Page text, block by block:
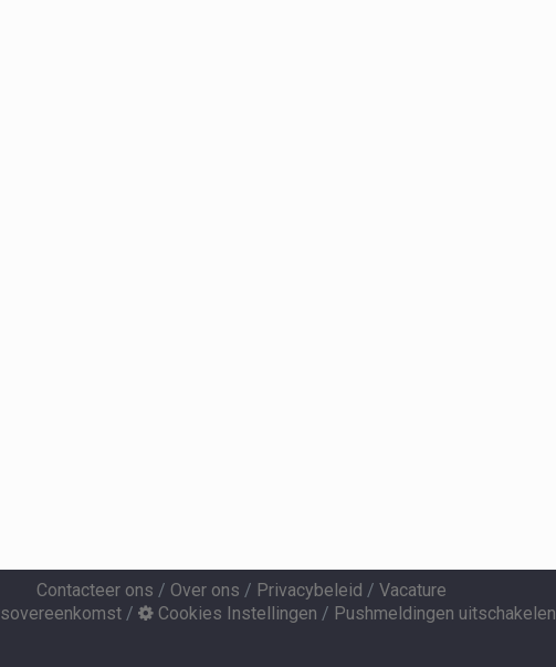
Contacteer ons / Over ons / Privacybeleid / Vacature
/ Cookies Instellingen / Pushmeldingen uitschakelen